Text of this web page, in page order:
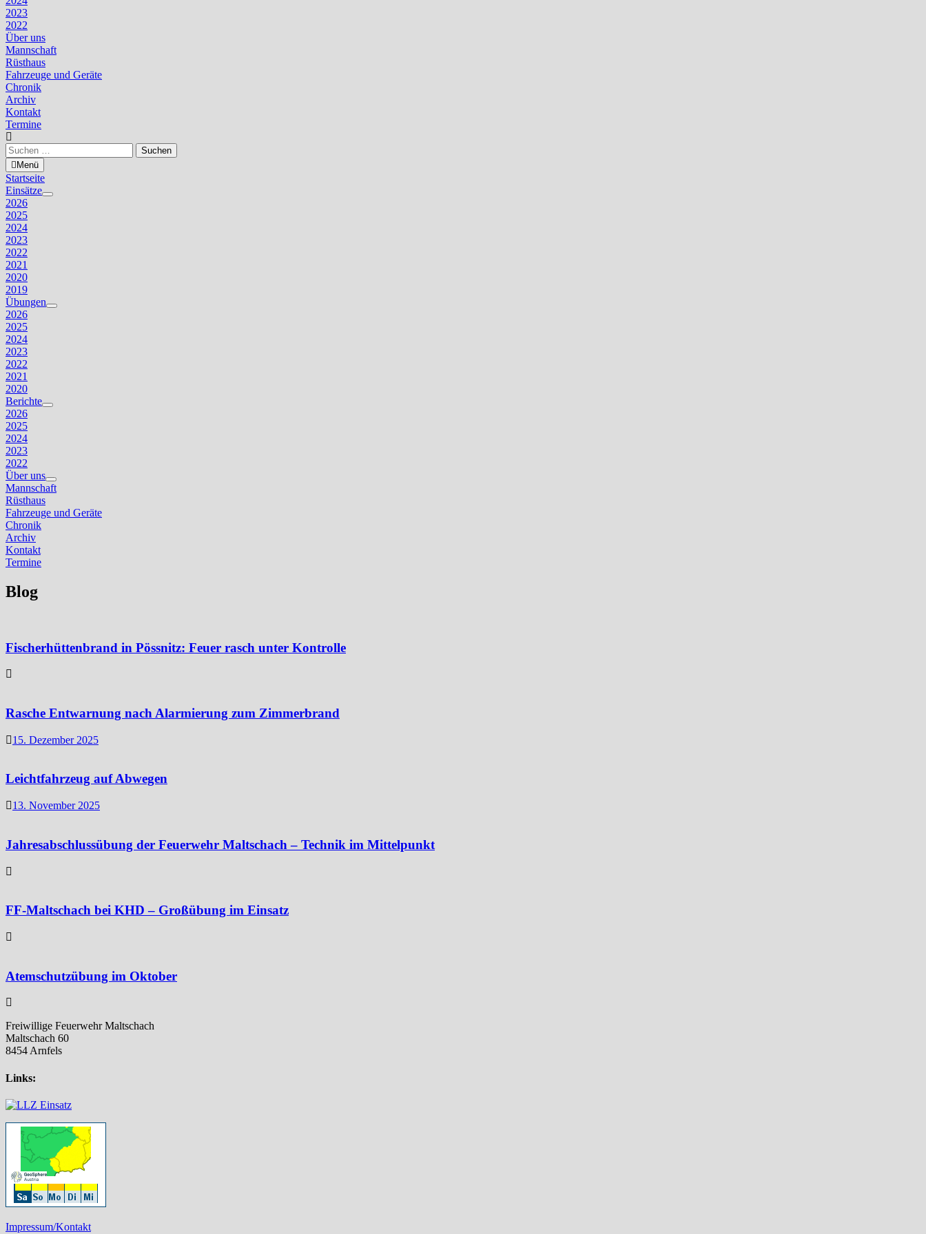
2023
2022
Über uns
Mannschaft
Rüsthaus
Fahrzeuge und Geräte
Chronik
Archiv
Kontakt
Termine
Suchen
nach:Menü
Startseite
Einsätze
Untermenü
2026
2025
2024
2023
2022
2021
2020
2019
Übungen
Untermenü
2026
2025
2024
2023
2022
2021
2020
Berichte
Untermenü
2026
2025
2024
2023
2022
Über uns
Untermenü
anzeigen
Mannschaft
Rüsthaus
Fahrzeuge und Geräte
Chronik
Archiv
Kontakt
Termine
Blog
Fischerhüttenbrand in Pössnitz: Feuer rasch unter Kontrolle
Rasche Entwarnung nach Alarmierung zum Zimmerbrand
15. Dezember 2025
Leichtfahrzeug auf Abwegen
13. November 2025
Jahresabschlussübung der Feuerwehr Maltschach – Technik im Mittelpunkt
FF-Maltschach bei KHD – Großübung im Einsatz
Atemschutzübung im Oktober
Freiwillige Feuerwehr Maltschach
Maltschach 60
8454 Arnfels
Links:
Impressum/Kontakt